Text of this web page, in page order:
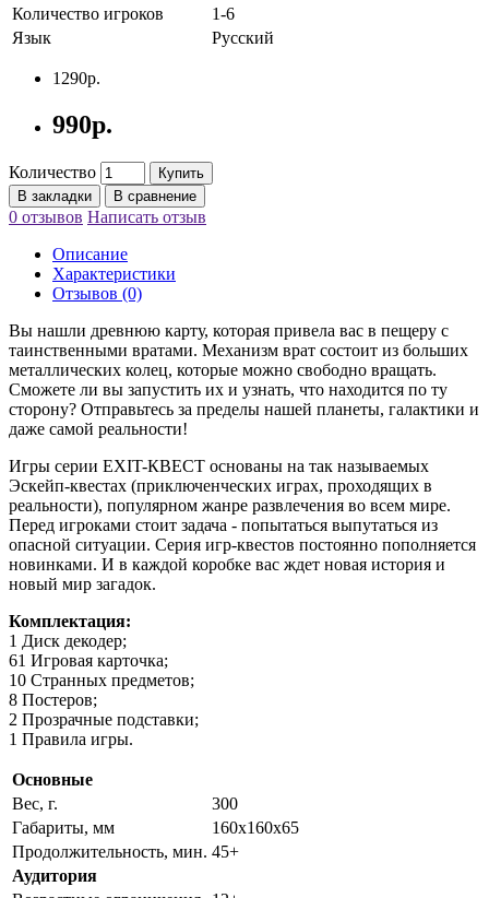
Количество игроков
1-6
Язык
Русский
1290р.
990р.
Количество
Купить
В закладки
В сравнение
0 отзывов Написать отзыв
Описание
Характеристики
Отзывов (0)
Вы нашли древнюю карту, которая привела вас в пещеру с
таинственными вратами. Механизм врат состоит из больших
металлических колец, которые можно свободно вращать.
Сможете ли вы запустить их и узнать, что находится по ту
сторону? Отправьтесь за пределы нашей планеты, галактики и
даже самой реальности!
Игры серии EXIT-КВЕСТ основаны на так называемых
Эскейп-квестах (приключенческих играх, проходящих в
реальности), популярном жанре развлечения во всем мире.
Перед игроками стоит задача - попытаться выпутаться из
опасной ситуации. Серия игр-квестов постоянно пополняется
новинками. И в каждой коробке вас ждет новая история и
новый мир загадок.
Комплектация:
1 Диск декодер;
61 Игровая карточка;
10 Странных предметов;
8 Постеров;
2 Прозрачные подставки;
1 Правила игры.
Основные
Вес, г.
300
Габариты, мм
160х160х65
Продолжительность, мин. 45+
Аудитория